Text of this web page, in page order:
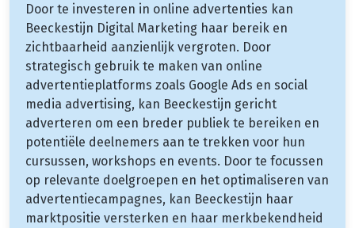
Door te investeren in online advertenties kan
Beeckestijn Digital Marketing haar bereik en
zichtbaarheid aanzienlijk vergroten. Door
strategisch gebruik te maken van online
advertentieplatforms zoals Google Ads en social
media advertising, kan Beeckestijn gericht
adverteren om een breder publiek te bereiken en
potentiële deelnemers aan te trekken voor hun
cursussen, workshops en events. Door te focussen
op relevante doelgroepen en het optimaliseren van
advertentiecampagnes, kan Beeckestijn haar
marktpositie versterken en haar merkbekendheid